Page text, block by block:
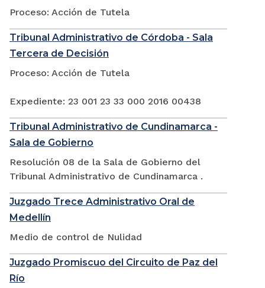
Proceso: Acción de Tutela
Tribunal Administrativo de Córdoba - Sala
Tercera de Decisión
Proceso: Acción de Tutela
Expediente: 23 001 23 33 000 2016 00438
Tribunal Administrativo de Cundinamarca -
Sala de Gobierno
Resolución 08 de la Sala de Gobierno del
Tribunal Administrativo de Cundinamarca .
Juzgado Trece Administrativo Oral de
Medellín
Medio de control de Nulidad
Juzgado Promiscuo del Circuito de Paz del
Río